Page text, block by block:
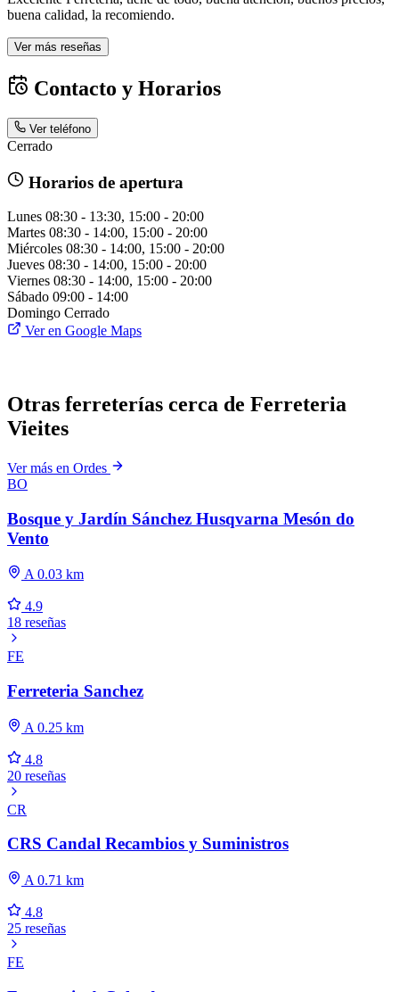
buena calidad, la recomiendo.
Ver más reseñas
Contacto y Horarios
Ver teléfono
Cerrado
Horarios de apertura
Lunes 08:30 - 13:30, 15:00 - 20:00
Martes 08:30 - 14:00, 15:00 - 20:00
Miércoles 08:30 - 14:00, 15:00 - 20:00
Jueves 08:30 - 14:00, 15:00 - 20:00
Viernes 08:30 - 14:00, 15:00 - 20:00
Sábado 09:00 - 14:00
Domingo Cerrado
Ver en Google Maps
Otras ferreterías cerca de Ferreteria
Vieites
Ver más en Ordes
BO
Bosque y Jardín Sánchez Husqvarna Mesón do
Vento
A 0.03 km
4.9
18 reseñas
FE
Ferreteria Sanchez
A 0.25 km
4.8
20 reseñas
CR
CRS Candal Recambios y Suministros
A 0.71 km
4.8
25 reseñas
FE